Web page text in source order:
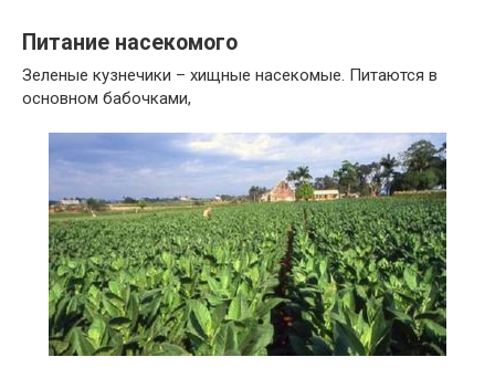
Питание насекомого
Зеленые кузнечики – хищные насекомые. Питаются в
основном бабочками,